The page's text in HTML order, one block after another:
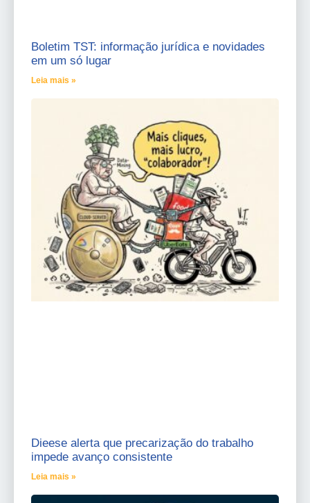
Boletim TST: informação jurídica e novidades
em um só lugar
Leia mais »
Dieese alerta que precarização do trabalho
impede avanço consistente
Leia mais »